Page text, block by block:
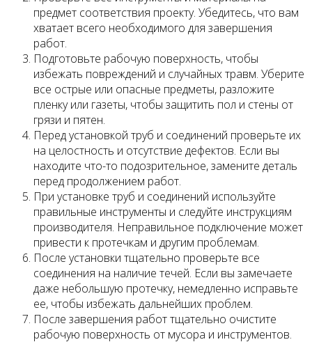
предмет соответствия проекту. Убедитесь, что вам
хватает всего необходимого для завершения
работ.
Подготовьте рабочую поверхность, чтобы
избежать повреждений и случайных травм. Уберите
все острые или опасные предметы, разложите
пленку или газеты, чтобы защитить пол и стены от
грязи и пятен.
Перед установкой труб и соединений проверьте их
на целостность и отсутствие дефектов. Если вы
находите что-то подозрительное, замените деталь
перед продолжением работ.
При установке труб и соединений используйте
правильные инструменты и следуйте инструкциям
производителя. Неправильное подключение может
привести к протечкам и другим проблемам.
После установки тщательно проверьте все
соединения на наличие течей. Если вы замечаете
даже небольшую протечку, немедленно исправьте
ее, чтобы избежать дальнейших проблем.
После завершения работ тщательно очистите
рабочую поверхность от мусора и инструментов.